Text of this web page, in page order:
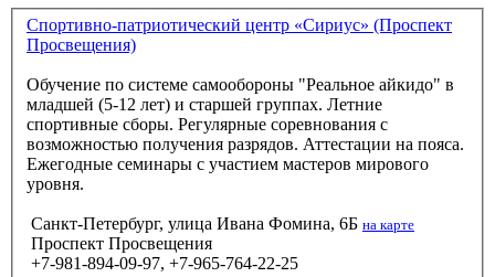
Спортивно-патриотический центр «Сириус» (Проспект
Просвещения)
Обучение по системе самообороны "Реальное айкидо" в
младшей (5-12 лет) и старшей группах. Летние
спортивные сборы. Регулярные соревнования с
возможностью получения разрядов. Аттестации на пояса.
Ежегодные семинары с участием мастеров мирового
уровня.
Санкт-Петербург, улица Ивана Фомина, 6Б на карте
Проспект Просвещения
+7-981-894-09-97, +7-965-764-22-25